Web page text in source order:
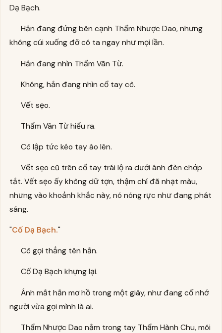
Dạ Bạch.
Hắn đang đứng bên cạnh Thẩm Nhược Dao, nhưng
không cúi xuống đỡ cô ta ngay như mọi lần.
Hắn đang nhìn Thẩm Vãn Từ.
Không, hắn đang nhìn cổ tay cô.
Vết sẹo.
Thẩm Vãn Từ hiểu ra.
Cô lập tức kéo tay áo lên.
Vết sẹo cũ trên cổ tay trái lộ ra dưới ánh đèn chớp
tắt. Vết sẹo ấy không dữ tợn, thậm chí đã nhạt màu,
nhưng vào khoảnh khắc này, nó nóng rực như đang phát
sáng.
"Cố Dạ Bạch."
Cô gọi thẳng tên hắn.
Cố Dạ Bạch khựng lại.
Ánh mắt hắn mơ hồ trong một giây, như đang cố nhớ
người vừa gọi mình là ai.
Thẩm Nhược Dao nằm trong tay Thẩm Hành Chu, môi